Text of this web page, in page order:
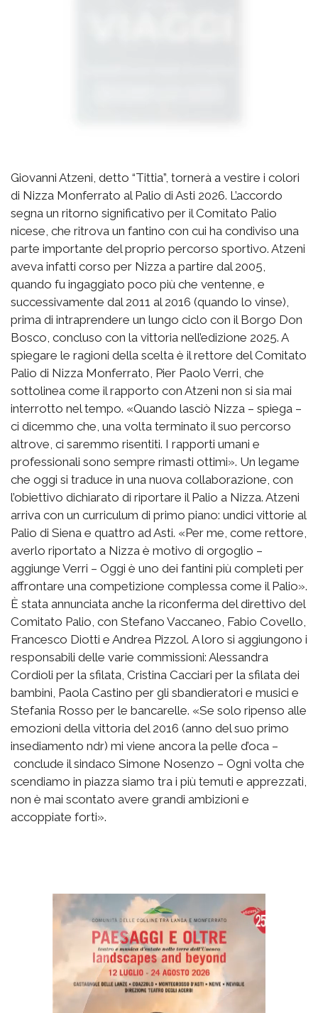
Giovanni Atzeni, detto “Tittia”, tornerà a vestire i colori
di Nizza Monferrato al Palio di Asti 2026. L’accordo
segna un ritorno significativo per il Comitato Palio
nicese, che ritrova un fantino con cui ha condiviso una
parte importante del proprio percorso sportivo. Atzeni
aveva infatti corso per Nizza a partire dal 2005,
quando fu ingaggiato poco più che ventenne, e
successivamente dal 2011 al 2016 (quando lo vinse),
prima di intraprendere un lungo ciclo con il Borgo Don
Bosco, concluso con la vittoria nell’edizione 2025. A
spiegare le ragioni della scelta è il rettore del Comitato
Palio di Nizza Monferrato, Pier Paolo Verri, che
sottolinea come il rapporto con Atzeni non si sia mai
interrotto nel tempo. «Quando lasciò Nizza – spiega –
ci dicemmo che, una volta terminato il suo percorso
altrove, ci saremmo risentiti. I rapporti umani e
professionali sono sempre rimasti ottimi». Un legame
che oggi si traduce in una nuova collaborazione, con
l’obiettivo dichiarato di riportare il Palio a Nizza. Atzeni
arriva con un curriculum di primo piano: undici vittorie al
Palio di Siena e quattro ad Asti. «Per me, come rettore,
averlo riportato a Nizza è motivo di orgoglio –
aggiunge Verri – Oggi è uno dei fantini più completi per
affrontare una competizione complessa come il Palio».
È stata annunciata anche la riconferma del direttivo del
Comitato Palio, con Stefano Vaccaneo, Fabio Covello,
Francesco Diotti e Andrea Pizzol. A loro si aggiungono i
responsabili delle varie commissioni: Alessandra
Cordioli per la sfilata, Cristina Cacciari per la sfilata dei
bambini, Paola Castino per gli sbandieratori e musici e
Stefania Rosso per le bancarelle. «Se solo ripenso alle
emozioni della vittoria del 2016 (anno del suo primo
insediamento ndr) mi viene ancora la pelle d’oca –
conclude il sindaco Simone Nosenzo – Ogni volta che
scendiamo in piazza siamo tra i più temuti e apprezzati,
non è mai scontato avere grandi ambizioni e
accoppiate forti».